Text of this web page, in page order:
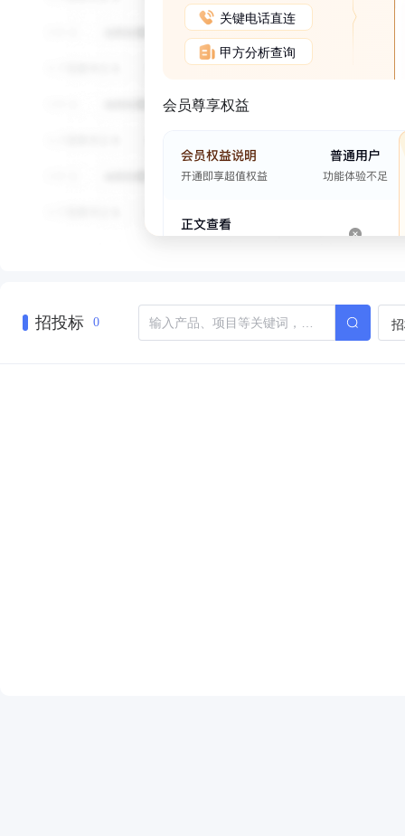
关键电话直连
甲方分析查询
会员尊享权益
招投标 0